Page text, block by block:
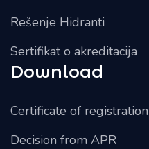
Rešenje Hidranti
Sertifikat o akreditacija
Download
Certificate of registration
Decision from APR